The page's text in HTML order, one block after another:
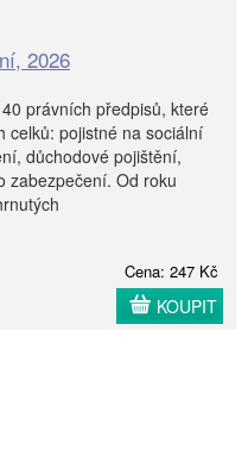
2026
právních předpisů, které
celků: pojistné na sociální
důchodové pojištění,
zabezpečení. Od roku
Cena: 247 Kč
KOUPIT